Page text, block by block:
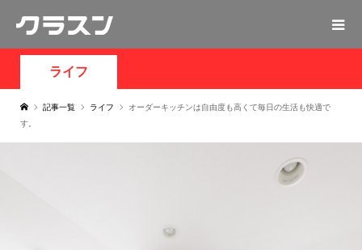
ライフ
記事一覧 ライフ
オーダーキッチンは自由度も高くて毎日の生活も快適で
す。